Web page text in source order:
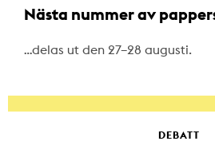
Nästa nummer av
…delas ut den 27–28 augusti.
DEBATT